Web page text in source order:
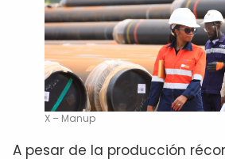
X – Manup
A pesar de la producción